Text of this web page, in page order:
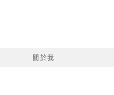
關於我